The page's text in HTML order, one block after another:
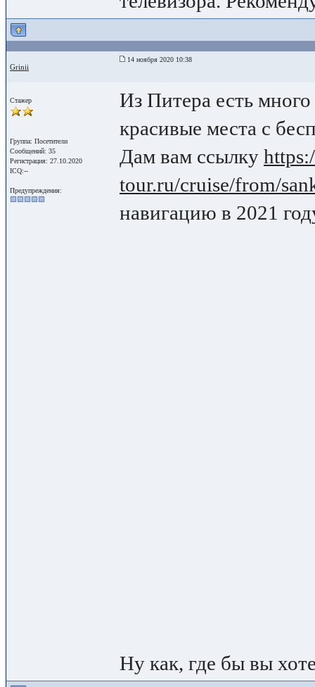
Grinii
14 ноября 2020 10:38
Стажер
Группа: Посетители
Сообщений: 35
Регистрация: 27.10.2020
ICQ:--
Предупреждения:
Из Питера есть
красивые места с
Дам вам ссылку
tour.ru/cruise/from/
навигацию в 2021
Ну как, где бы вы